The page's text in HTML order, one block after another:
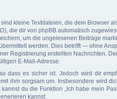
kleine Textdateien, die dein Browser
die dir von phpBB automatisch
um die ungelesenen Beiträge
werden. Dies betrifft — ohne
Registrierung erstellten Nachrichten.
E-Mail-Adresse.
dass es sicher ist. Jedoch wird dir
ihm sorgsam um. Insbesondere wird
du die Funktion „Ich habe mein
kannst.